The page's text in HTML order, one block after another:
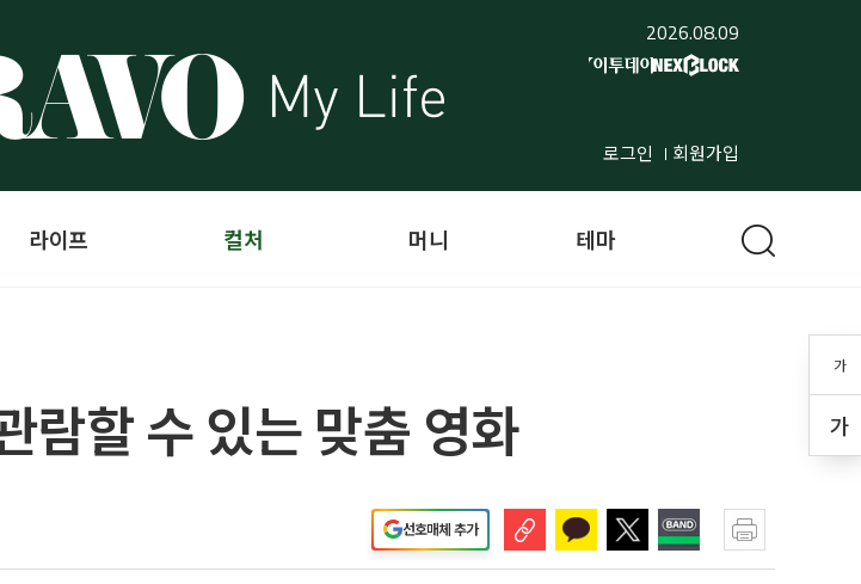
2026.08.09
로그인 회원가입
가
가
라이프 컬처 머니 테마
람할 수 있는 맞춤 영화
선호매체 추가